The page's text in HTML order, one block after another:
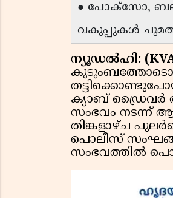
● പോക്സോ,
വകുപ്പുകൾ
ന്യൂഡൽഹി:
ക്യാബ് ഡ്രൈവർ
സംഭവം നടന്ന്
തിങ്കളാഴ്ച
പൊലീസ്
സംഭവത്തിൽ